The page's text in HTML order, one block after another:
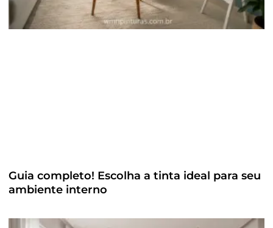
Guia completo! Escolha a tinta ideal para seu
ambiente interno